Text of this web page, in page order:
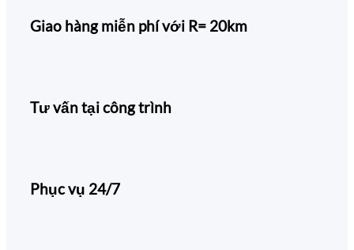
Giao hàng miễn phí với R= 20km
Tư vấn tại công trình
Phục vụ 24/7